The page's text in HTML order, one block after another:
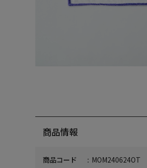
商品情報
商品コード
MOM240624OT